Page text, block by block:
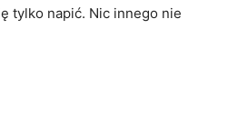
tylko napić. Nic innego nie